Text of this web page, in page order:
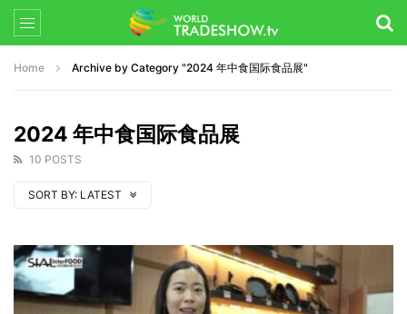
Home Archive by Category "2024 年中食国际食品展"
2024 年中食国际食品展
10 POSTS
SORT BY: LATEST